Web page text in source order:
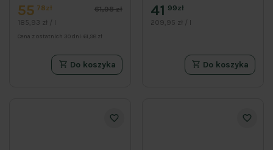
55 78zł
61,98 zł
185,93 zł / l
Cena z ostatnich 30 dni: 61,98 zł
Do koszyka
41 99zł
209,95 zł / l
Do koszyka